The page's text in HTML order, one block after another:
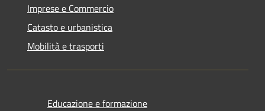
Imprese e Commercio
Catasto e urbanistica
Mobilità e trasporti
Educazione e formazione